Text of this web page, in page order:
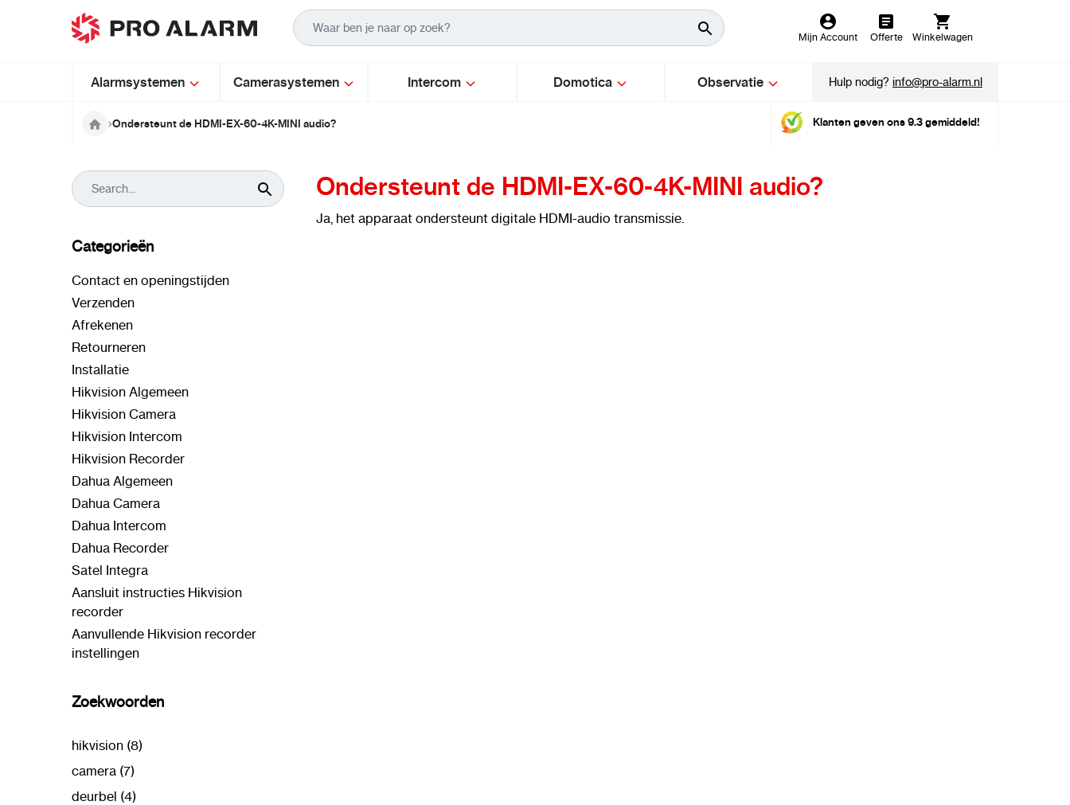
Ga naar de inhoud
Mijn Account Offerte Winkelwagen
Alarmsystemen Camerasystemen Intercom Domotica Observatie Hulp nodig?info@pro-alarm.nl
Ondersteunt de HDMI-EX-60-4K-MINI audio? Klanten geven ons 9.3 gemiddeld!
Ondersteunt de HDMI-EX-60-4K-MINI audio?
Ja, het apparaat ondersteunt digitale HDMI-audio transmissie.
Categorieën
Contact en openingstijden
Verzenden
Afrekenen
Retourneren
Installatie
Hikvision Algemeen
Hikvision Camera
Hikvision Intercom
Hikvision Recorder
Dahua Algemeen
Dahua Camera
Dahua Intercom
Dahua Recorder
Satel Integra
Aansluit instructies Hikvision
recorder
Aanvullende Hikvision recorder
instellingen
Zoekwoorden
hikvision (8)
camera (7)
deurbel (4)